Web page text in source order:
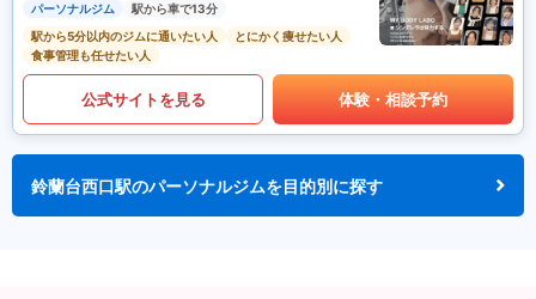
パーソナルジム
駅から車で13分
駅から5分以内のジムに通いたい人
とにかく痩せたい人
食事管理も任せたい人
公式サイトを見る 体験・相談予約
鈴蘭台西口駅のパーソナルジムを目的別に探す